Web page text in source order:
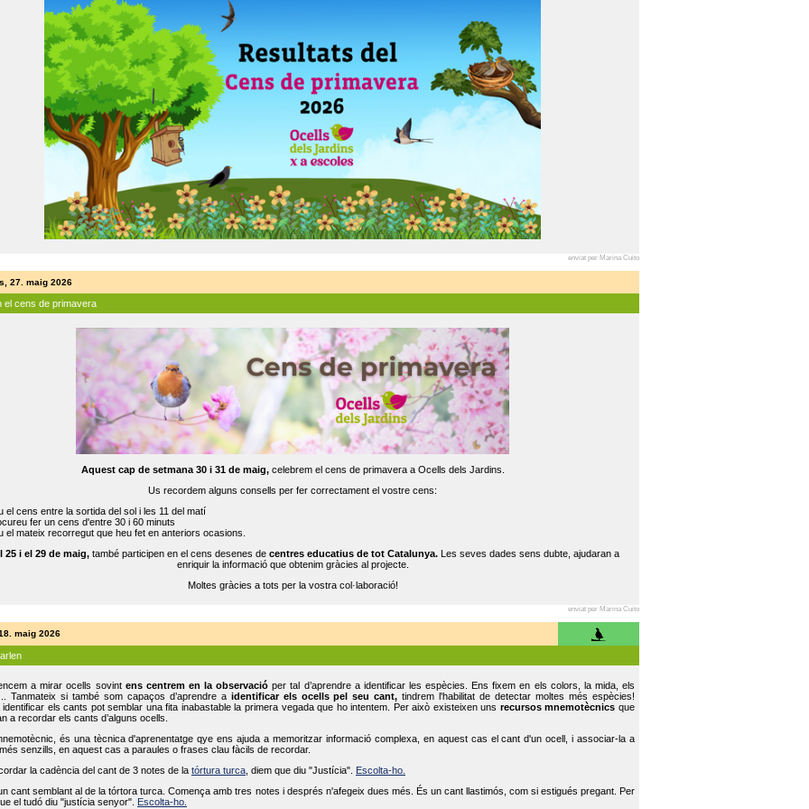
enviat per Marina Cuito
27. maig 2026
el cens de primavera
Aquest cap de setmana 30 i 31 de maig,celebrem el cens de primavera a Ocells dels Jardins.
Us recordem alguns consells per fer correctament el vostre cens:
el cens entre la sortida del sol i les 11 del matí
fer un cens d'entre 30 i 60 minuts
el mateix recorregut que heu fet en anteriors ocasions.
25 i el 29 de maig,també participen en el cens desenes de centres educatius de tot Catalunya.Les seves dades sens dubte, ajudaran a
enriquir la informació que obtenim gràcies al projecte.
Moltes gràcies a tots per la vostra col·laboració!
enviat per Marina Cuito
maig 2026
a mirar ocells sovint ens centrem en la observació per tal d’aprendre a identificar les espècies. Ens fixem en els colors, la mida, els
Tanmateix si també som capaços d’aprendre a identificar els ocells pel seu cant, tindrem l'habilitat de detectar moltes més espècies!
els cants pot semblar una fita inabastable la primera vegada que ho intentem. Per això existeixen uns recursos mnemotècnics que
a recordar els cants d’alguns ocells.
és una tècnica d'aprenentatge qye ens ajuda a memoritzar informació complexa, en aquest cas el cant d'un ocell, i associar-la a
senzills, en aquest cas a paraules o frases clau fàcils de recordar.
la cadència del cant de 3 notes de la tórtura turca , diem que diu "Justícia".
Escolta-ho.
cant semblant al de la tórtora turca. Comença amb tres notes i després n'afegeix dues més. És un cant llastimós, com si estigués pregant. Per
el tudó diu "justícia senyor".
Escolta-ho.